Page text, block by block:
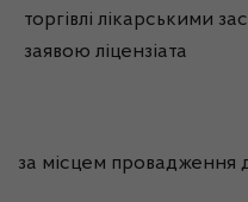
торгівлі лікарськими
заявою ліцензіата
за місцем провадження